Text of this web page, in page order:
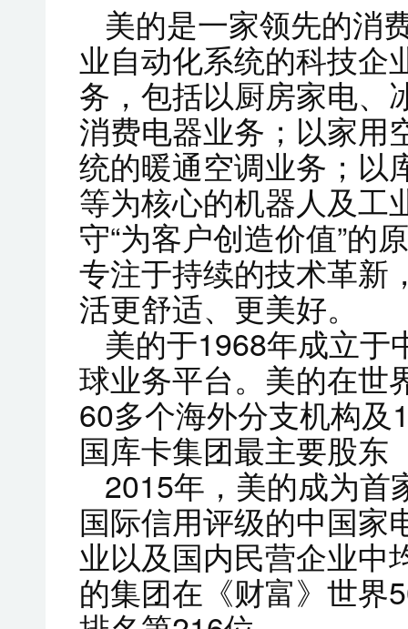
美的是一家领先的消
业自动化系统的科技企
务，包括以厨房家电、
消费电器业务；以家用
统的暖通空调业务；以
等为核心的机器人及工
守“为客户创造价值”的
专注于持续的技术革新
活更舒适、更美好。
美的于1968年成立于
球业务平台。美的在世
60多个海外分支机构
国库卡集团最主要股东
2015年，美的成为首
国际信用评级的中国家
业以及国内民营企业中
的集团在《财富》世界